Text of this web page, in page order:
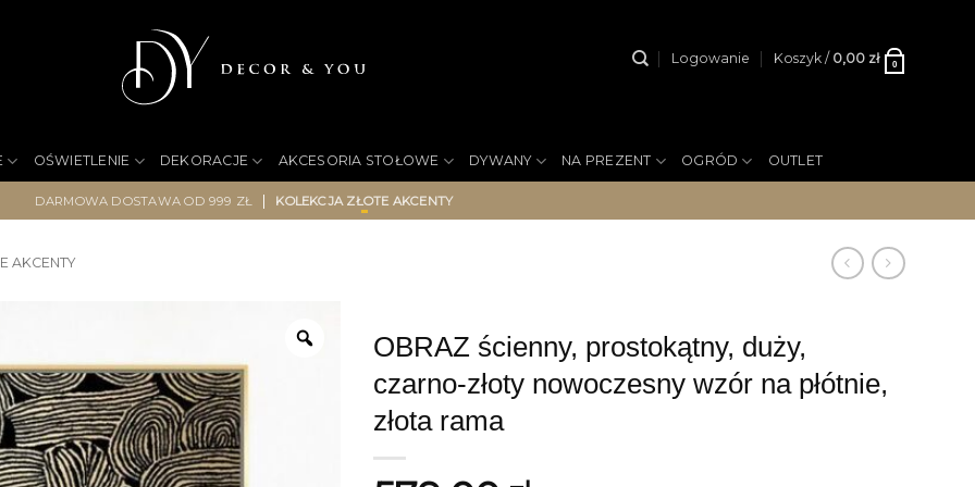
Logowanie Koszyk / 0,00 zł 0
OŚWIETLENIE DEKORACJE AKCESORIA STOŁOWE DYWANY NA PREZENT OGRÓD OUTLET
DARMOWA DOSTAWA OD 999 ZŁ | KOLEKCJA ZŁOTE AKCENTY
AKCENTY
OBRAZ ścienny, prostokątny, duży,
czarno-złoty nowoczesny wzór na płótnie,
złota rama